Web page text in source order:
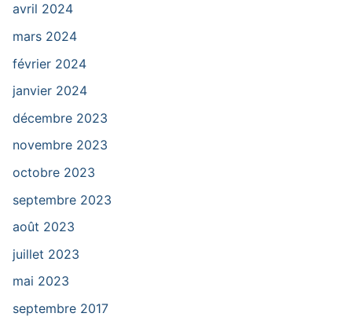
avril 2024
mars 2024
février 2024
janvier 2024
décembre 2023
novembre 2023
octobre 2023
septembre 2023
août 2023
juillet 2023
mai 2023
septembre 2017